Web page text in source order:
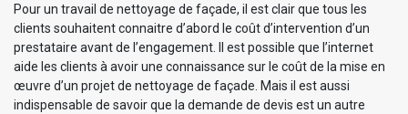
Pour un travail de nettoyage de façade, il est clair que tous les
clients souhaitent connaitre d’abord le coût d’intervention d’un
prestataire avant de l’engagement. Il est possible que l’internet
aide les clients à avoir une connaissance sur le coût de la mise en
œuvre d’un projet de nettoyage de façade. Mais il est aussi
indispensable de savoir que la demande de devis est un autre